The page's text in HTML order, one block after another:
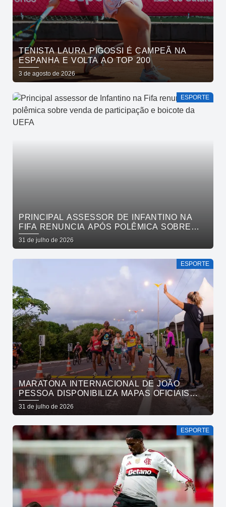
TENISTA LAURA PIGOSSI É CAMPEÃ NA
ESPANHA E VOLTA AO TOP 200
3 de agosto de 2026
ESPORTE
PRINCIPAL ASSESSOR DE INFANTINO NA
FIFA RENUNCIA APÓS POLÊMICA SOBRE
VENDA DE PARTICIPAÇÃO E BOICOTE DA
UEFA
31 de julho de 2026
ESPORTE
MARATONA INTERNACIONAL DE JOÃO
PESSOA DISPONIBILIZA MAPAS OFICIAIS
DAS PROVAS E ORIENTA ATLETAS SOBRE
TRAJETOS
31 de julho de 2026
ESPORTE